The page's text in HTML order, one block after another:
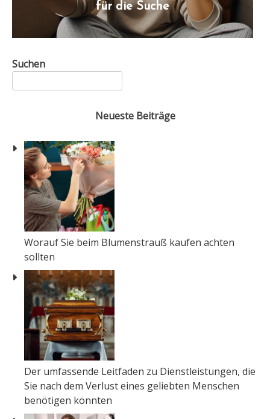
für die Suche
Suchen
Neueste Beiträge
Worauf Sie beim Blumenstrauß kaufen achten
sollten
Der umfassende Leitfaden zu Dienstleistungen, die
Sie nach dem Verlust eines geliebten Menschen
benötigen könnten